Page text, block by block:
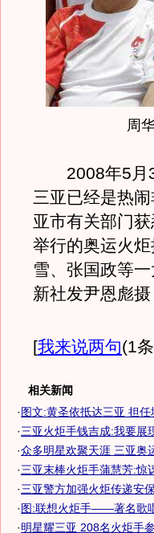
周
2008年5月3
三亚已经是热
亚市有关部门
举行的奥运火
雪、张国政等
新社发尹恩彪摄
[我来说两句(1
相关新闻
·图文:黄圣依抵达三亚 担
·三亚火炬手钱吉成:我要展
·众多明星欢聚天涯 三亚奥
·三亚末棒火炬手蒲慧芳:惊
·三亚警方加强火炬传递安
·图:联想火炬手——著名歌
·明星耀三亚 208名火炬手